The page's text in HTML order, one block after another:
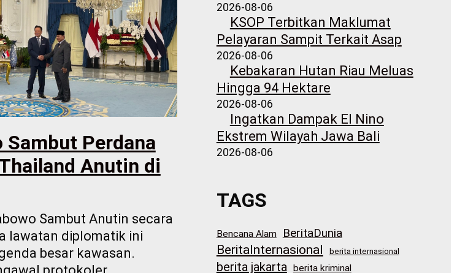
Sambut Perdana
Anutin di
Sambut Anutin secara
lawatan diplomatik ini
besar kawasan.
2026-08-06
KSOP Terbitkan Maklumat
Pelayaran Sampit Terkait Asap
2026-08-06
Kebakaran Hutan Riau Meluas
Hingga 94 Hektare
2026-08-06
Ingatkan Dampak El Nino
Ekstrem Wilayah Jawa Bali
2026-08-06
TAGS
Bencana Alam BeritaDunia
BeritaInternasional berita internasional
berita jakarta berita kriminal